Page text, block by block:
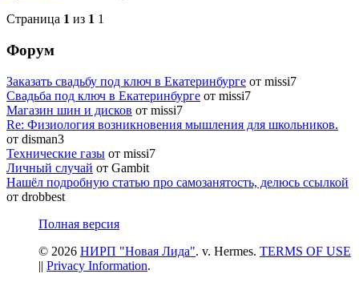
Страница 1 из 1 1
Форум
Заказать свадьбу под ключ в Екатеринбурге от missi7
Cвадьба под ключ в Екатеринбурге от missi7
Магазин шин и дисков от missi7
Re: Физиология возникновения мышления для школьников.
от disman3
Технические газы от missi7
Личный случай от Gambit
Нашёл подробную статью про самозанятость, делюсь ссылкой
от drobbest
Полная версия
© 2026 НИРП "Новая Лида". v. Hermes. TERMS OF USE
|| Privacy Information.